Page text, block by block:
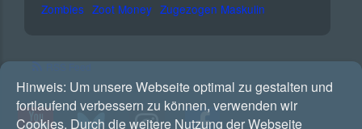
Zombies Zoot Money Zugezogen Maskulin
Hinweis: Um unsere Webseite optimal zu gestalten und
fortlaufend verbessern zu können, verwenden wir
Cookies. Durch die weitere Nutzung der Webseite